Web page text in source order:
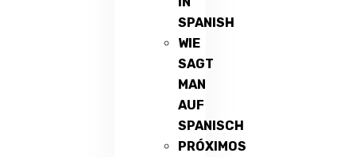
SPANISH
WIE
SAGT
MAN
AUF
SPANISCH
PRÓXIMOS